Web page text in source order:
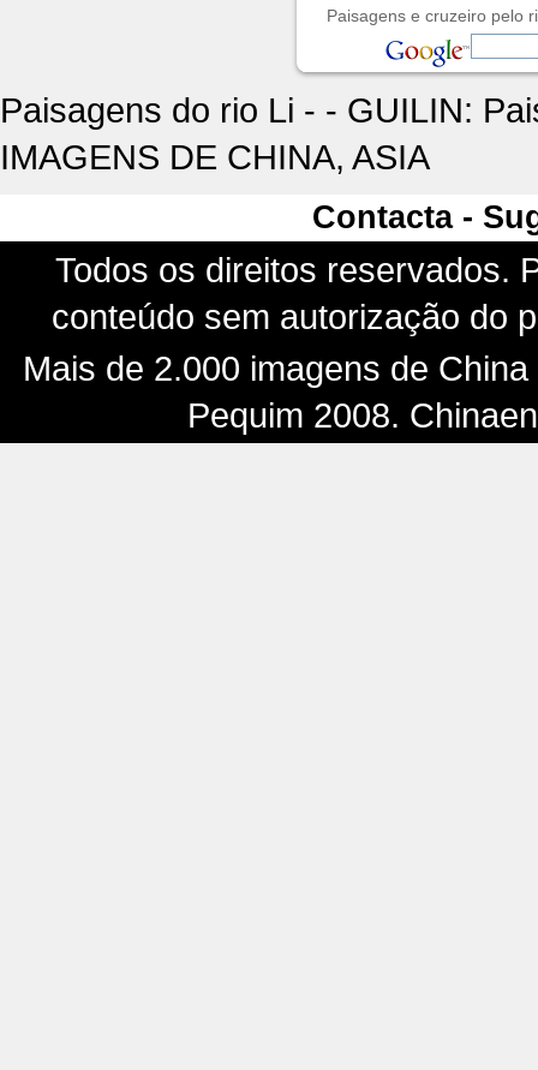
Paisagens e cruzeiro pelo
Paisagens do rio Li - - GUILIN:
IMAGENS DE CHINA, ASIA
Contacta -
Todos os direitos reservados.
conteúdo sem autorização do
Mais de 2.000 imagens de
Pequim 2008.